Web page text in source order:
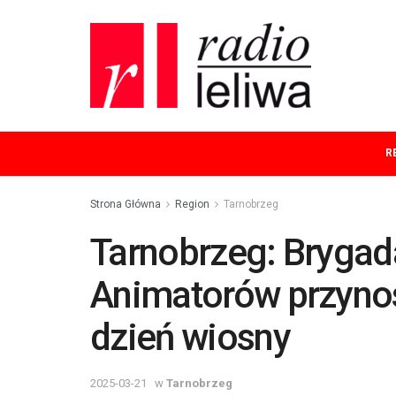
Strona Główna Region Tarnobrzeg
Tarnobrzeg:
Animatorów
dzień wiosny
2025-03-21 w Tarnobrzeg